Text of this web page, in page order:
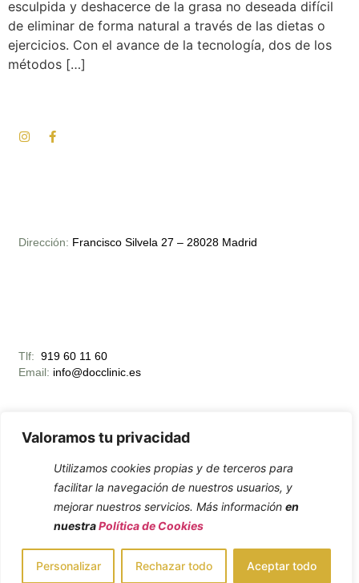
Valoramos tu privacidad
Utilizamos cookies propias y de terceros para
facilitar la navegación de nuestros usuarios, y
mejorar nuestros servicios. Más información en
nuestraPolítica de Cookies
Personalizar Rechazar todo Aceptar todo
esculpida y deshacerce de la grasa no deseada difícil
de eliminar de forma natural a través de las dietas o
ejercicios. Con el avance de la tecnología, dos de los
métodos […]
Horario Apertura:
Lunes – Viernes 10:00 – 19:00
Tlf: 919 60 11 60
Email: info@docclinic.es
Dirección: Francisco Silvela 27 – 28028 Madrid